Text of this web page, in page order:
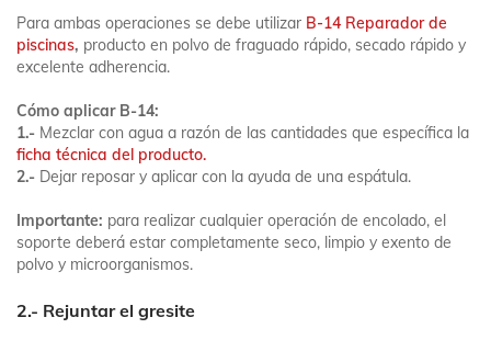
Para ambas operaciones se debe utilizar B-14 Reparador de
piscinas, producto en polvo de fraguado rápido, secado rápido y
excelente adherencia.
Cómo aplicar B-14:
1.- Mezclar con agua a razón de las cantidades que específica la
ficha técnica del producto.
2.- Dejar reposar y aplicar con la ayuda de una espátula.
Importante: para realizar cualquier operación de encolado, el
soporte deberá estar completamente seco, limpio y exento de
polvo y microorganismos.
2.- Rejuntar el gresite